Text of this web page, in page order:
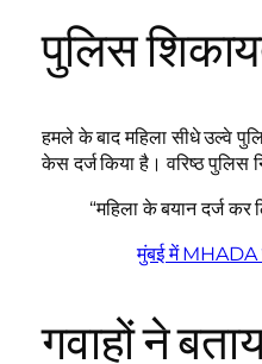
पुलिस
हमले के बाद महिला सीधे उल्वे
केस दर्ज किया है। वरिष्ठ पुलिस
“महिला के बयान दर्ज
मुंबई में MHADA
गवाहों ने